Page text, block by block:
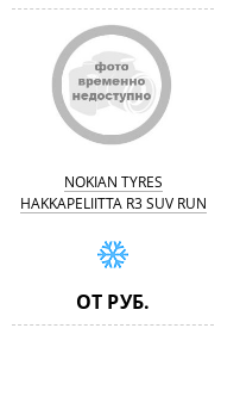
NOKIAN TYRES
HAKKAPELIITTA R3 SUV RUN
ОТ РУБ.